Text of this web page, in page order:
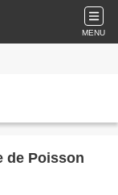
MENU
de Poisson